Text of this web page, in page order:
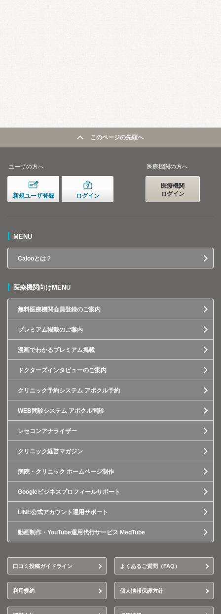
このページの先頭へ
ユーザの方へ
新規ユーザ登録 ログイン
医療機関の方へ
医療機関
ログイン
MENU
Calooとは？
医療機関向けMENU
無料医療機関会員登録のご案内
プレミアム掲載のご案内
漫画でわかるプレミアム掲載
ドクターズインタビューのご案内
クリニック予約システム アポクル予約
WEB問診システム アポクル問診
レセコンアナライザー
クリニック経営マガジン
病院・クリニック ホームページ制作
Googleビジネスプロフィールサポート
LINE公式アカウント運用サポート
動画制作・YouTube運用代行サービス MedTube
口コミ投稿ガイドライン よくあるご質問（FAQ）
利用規約 個人情報保護方針